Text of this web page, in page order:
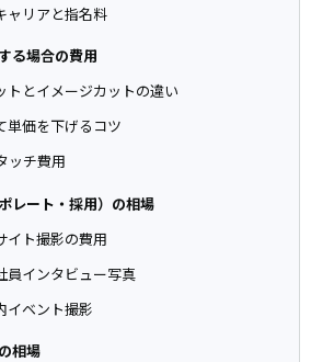
ャリアと指名料
る場合の費用
トとイメージカットの違い
単価を下げるコツ
ッチ費用
レート・採用）の相場
イト撮影の費用
員インタビュー写真
イベント撮影
相場